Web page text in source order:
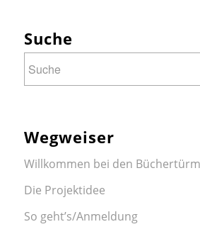
Suche
Wegweiser
Willkommen bei den
Die Projektidee
So geht’s/Anmeldung